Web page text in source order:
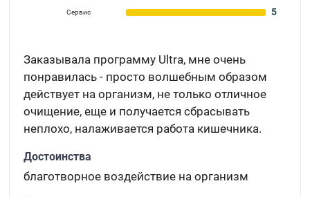
Сервис 5
Заказывала программу Ultra, мне очень
понравилась - просто волшебным образом
действует на организм, не только отличное
очищение, еще и получается сбрасывать
неплохо, налаживается работа кишечника.
Достоинства
благотворное воздействие на организм